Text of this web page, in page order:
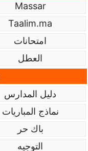
Massar
Taalim.ma
امتحانات
العطل
دليل المدارس
نماذج المباريات
باك حر
التوجيه